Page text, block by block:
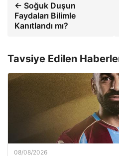
← Soğuk Duşun
Faydaları Bilimle
Kanıtlandı mı?
Tavsiye Edilen
08/08/2026